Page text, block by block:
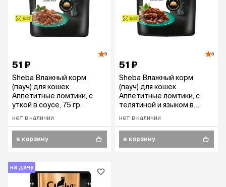
5
51 ₽
Sheba Влажный корм
(пауч) для кошек
Аппетитные ломтики, с
уткой в соусе, 75 гр.
нет в наличии
в корзину
5
51 ₽
Sheba Влажный корм
(пауч) для кошек
Аппетитные ломтики, с
телятиной и языком в
нет в наличии
в корзину
на дачу